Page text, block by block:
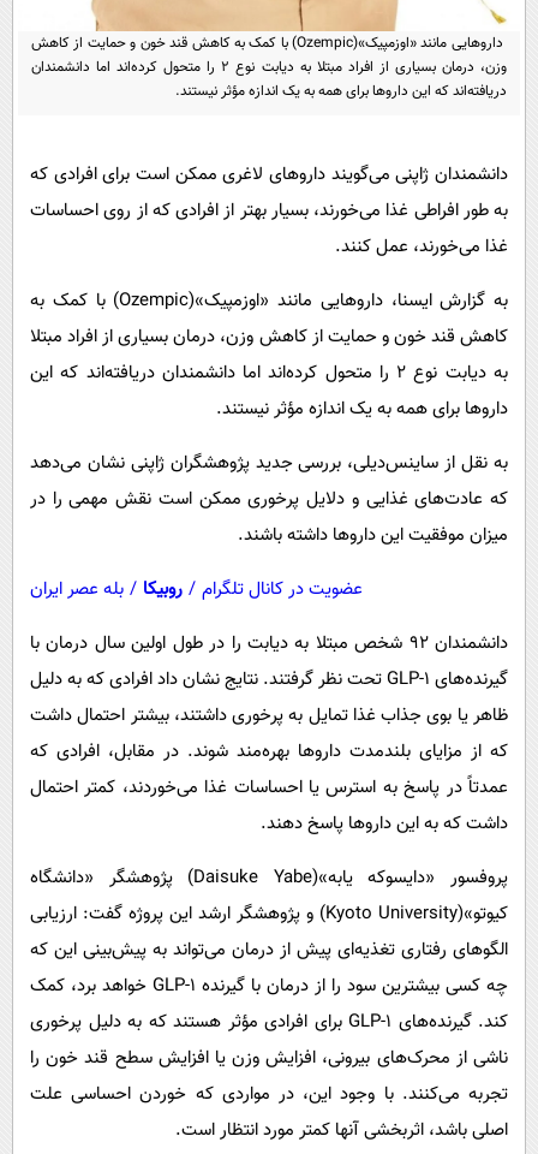
مجله تصویری سلاح
سیاست
گوناگون
سلامت
فرهنگی
بین الملل
اجتماعی
حیات وحش
خواندنی ها و دیدنی ها
داستان کوتاه
آموزش زبان
داروهایی مانند «اوزمپیک»(Ozempic) با کمک به کاهش قند خون و حمایت از کاهش
وزن، درمان بسیاری از افراد مبتلا به دیابت نوع ۲ را متحول کرده‌اند اما دانشمندان
دریافته‌اند که این داروها برای همه به یک اندازه مؤثر نیستند.
دانشمندان ژاپنی می‌گویند داروهای لاغری ممکن است برای افرادی که
به طور افراطی غذا می‌خورند، بسیار بهتر از افرادی که از روی احساسات
غذا می‌خورند، عمل کنند.
به گزارش ایسنا، داروهایی مانند «اوزمپیک»(Ozempic) با کمک به
کاهش قند خون و حمایت از کاهش وزن، درمان بسیاری از افراد مبتلا
به دیابت نوع ۲ را متحول کرده‌اند اما دانشمندان دریافته‌اند که این
داروها برای همه به یک اندازه مؤثر نیستند.
به نقل از ساینس‌دیلی، بررسی جدید پژوهشگران ژاپنی نشان می‌دهد
که عادت‌های غذایی و دلایل پرخوری ممکن است نقش مهمی را در
میزان موفقیت این داروها داشته باشند.
عضویت در کانال تلگرام / روبیکا / بله عصر ایران
دانشمندان ۹۲ شخص مبتلا به دیابت را در طول اولین سال درمان با
گیرنده‌های GLP-1 تحت نظر گرفتند. نتایج نشان داد افرادی که به دلیل
ظاهر یا بوی جذاب غذا تمایل به پرخوری داشتند، بیشتر احتمال داشت
که از مزایای بلندمدت داروها بهره‌مند شوند. در مقابل، افرادی که
عمدتاً در پاسخ به استرس یا احساسات غذا می‌خوردند، کمتر احتمال
داشت که به این داروها پاسخ دهند.
پروفسور «دایسوکه یابه»(Daisuke Yabe) پژوهشگر «دانشگاه
کیوتو»(Kyoto University) و پژوهشگر ارشد این پروژه گفت: ارزیابی
الگوهای رفتاری تغذیه‌ای پیش از درمان می‌تواند به پیش‌بینی این که
چه کسی بیشترین سود را از درمان با گیرنده GLP-1 خواهد برد، کمک
کند. گیرنده‌های GLP-1 برای افرادی مؤثر هستند که به دلیل پرخوری
ناشی از محرک‌های بیرونی، افزایش وزن یا افزایش سطح قند خون را
تجربه می‌کنند. با وجود این، در مواردی که خوردن احساسی علت
اصلی باشد، اثربخشی آنها کمتر مورد انتظار است.